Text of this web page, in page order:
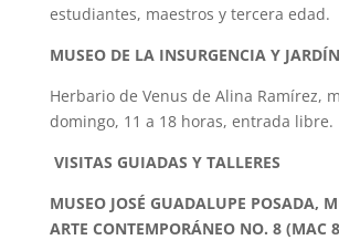
estudiantes, maestros y tercera edad.
MUSEO DE LA INSURGENCIA Y
Herbario de Venus de Alina Ramírez,
domingo, 11 a 18 horas, entrada libre.
VISITAS GUIADAS Y TALLERES
MUSEO JOSÉ GUADALUPE POSADA,
ARTE CONTEMPORÁNEO NO. 8 (MAC